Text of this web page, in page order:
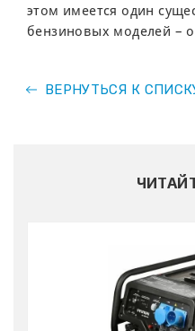
этом имеется один
бензиновых моделей –
ВЕРНУТЬСЯ К